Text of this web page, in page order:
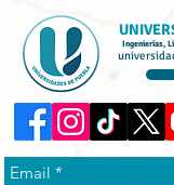
Ingenierías,